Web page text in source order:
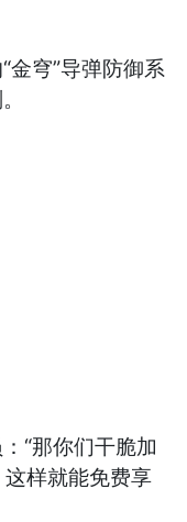
金穹”导弹防御系
“那你们干脆加
样就能免费享